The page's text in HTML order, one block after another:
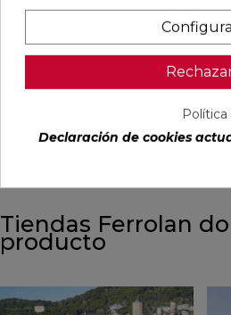
13,92 €
18,03 €
(IVA
/
Tiendas Ferrolan
producto
Declaración de cookies